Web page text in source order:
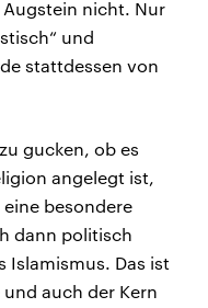
nicht. Nur
und
stattdessen von
gucken, ob es
angelegt ist,
besondere
dann politisch
Islamismus. Das ist
auch der Kern